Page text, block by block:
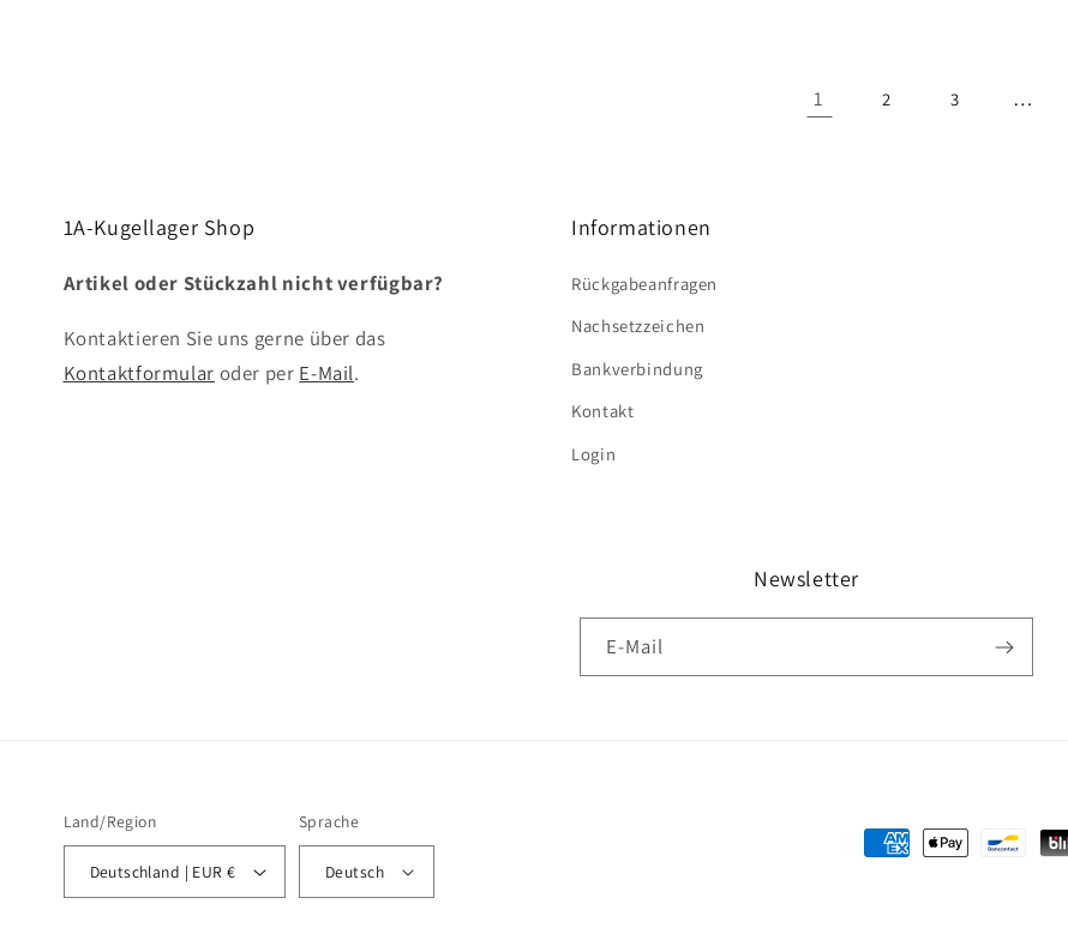
1 2 3 …
1A-Kugellager Shop
Artikel oder Stückzahl nicht verfügbar?
Kontaktieren Sie uns gerne über das
Kontaktformular oder per E-Mail.
Informationen
Rückgabeanfragen
Nachsetzzeichen
Bankverbindung
Kontakt
Login
Newsletter
E-Mail
Land/Region
Deutschland | EUR €
Sprache
Deutsch
Zahlungsmethoden